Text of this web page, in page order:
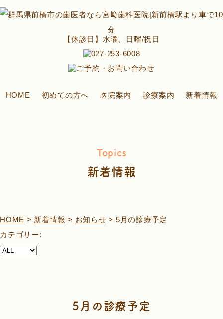
【休診日】水曜、日曜/祝日
HOME 初めての方へ 医院案内 診療案内 新着情報
Topics
新着情報
HOME > 新着情報 > お知らせ > 5月の診療予定
カテゴリー:
5月の診療予定